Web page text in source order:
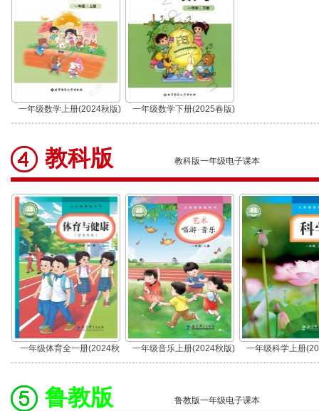
一年级数学上册(2024秋版) 一年级数学下册(2025春版)
教科版 教科版一年级电子课本
一年级体育全一册(2024秋
版)
一年级音乐上册(2024秋版) 一年级科学上册
鲁教版 鲁教版一年级电子课本